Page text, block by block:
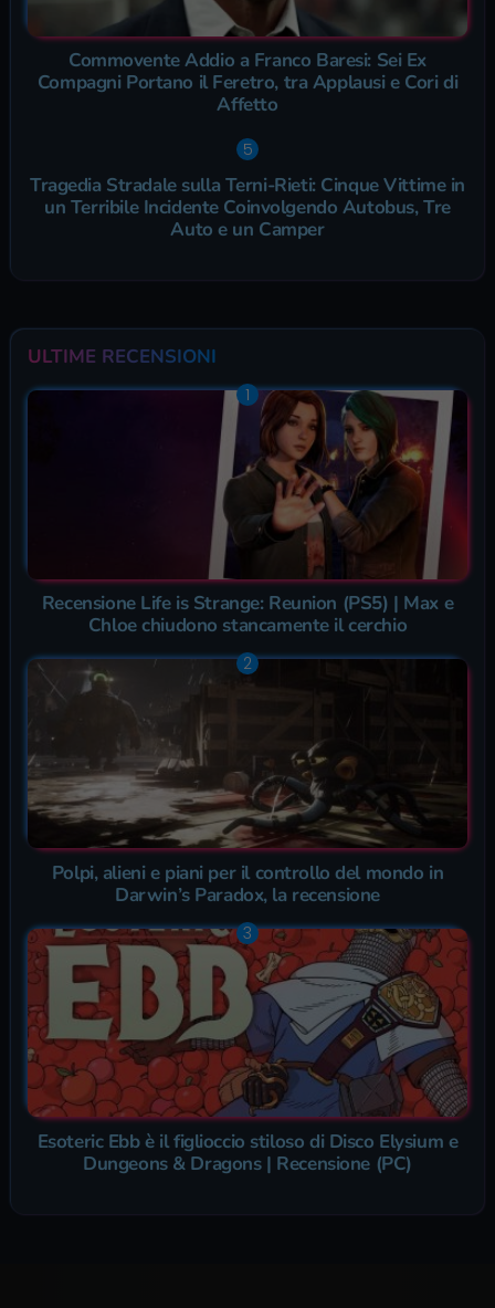
Commovente Addio a Franco Baresi: Sei Ex
Compagni Portano il Feretro, tra Applausi e Cori di
Affetto
Tragedia Stradale sulla Terni-Rieti: Cinque Vittime in
un Terribile Incidente Coinvolgendo Autobus, Tre
Auto e un Camper
ULTIME RECENSIONI
Recensione Life is Strange: Reunion (PS5) | Max e
Chloe chiudono stancamente il cerchio
Polpi, alieni e piani per il controllo del mondo in
Darwin’s Paradox, la recensione
Esoteric Ebb è il figlioccio stiloso di Disco Elysium e
Dungeons & Dragons | Recensione (PC)